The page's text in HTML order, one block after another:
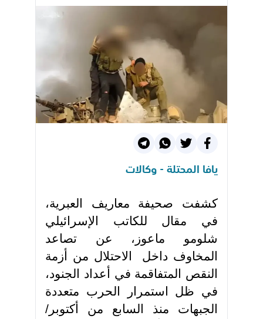
يافا المحتلة - وكالات
كشفت صحيفة معاريف العبرية،
في مقال للكاتب الإسرائيلي
شلومو ماعوز، عن تصاعد
المخاوف داخل الاحتلال من أزمة
النقص المتفاقمة في أعداد الجنود،
في ظل استمرار الحرب متعددة
الجبهات منذ السابع من أكتوبر/